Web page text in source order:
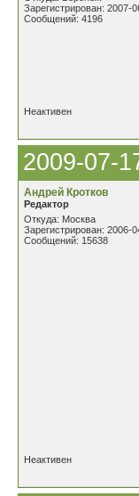
Зарегистрирован: 2007-
Сообщений: 4196
Неактивен
2009-07-
Андрей Кротков
Редактор
Откуда: Москва
Зарегистрирован: 2006-
Сообщений: 15638
Неактивен